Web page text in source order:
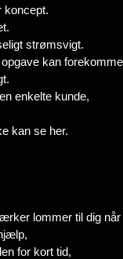
koncept.
strømsvigt.
kan
enkelte kunde,
kan se her.
lommer til dig
for kort tid,